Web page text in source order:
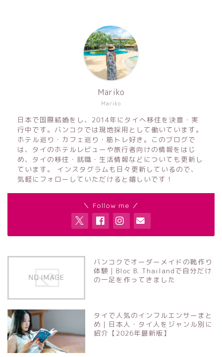
Mariko
Mariko
日本で国際結婚をし、2014年にタイへ移住を決意・実
行中です。バンコクでは現地採用として働いています。
ホテル巡り・カフェ巡り・筋トレ好き。このブログで
は、タイのホテルレビューや旅行者向けの情報をはじ
め、タイの移住・就職・生活情報などについても更新し
ています。 インスタグラムも日々更新しているので、
気軽にフォローしていただけると嬉しいです！
＼ Follow me ／
バンコクでオーダーメイドの靴作り
体験｜Bloc B. Thailandで自分だけ
の一足を作ってきました
タイで人気のインフルエンサーまと
め｜日本人・タイ人をジャンル別に
紹介【2026年最新版】